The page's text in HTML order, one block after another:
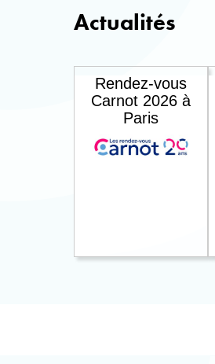
Actualités
Rendez-vous
Carnot 2026 à
Paris